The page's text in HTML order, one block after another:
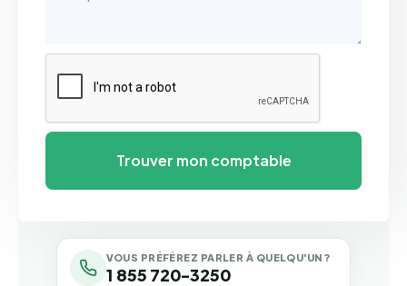
VOUS PRÉFÉREZ PARLER À QUELQU'UN ?
1 855 720-3250